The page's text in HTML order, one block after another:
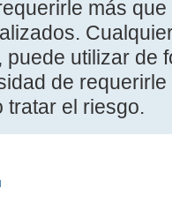
más
utilizar de
de
tratar el riesgo.